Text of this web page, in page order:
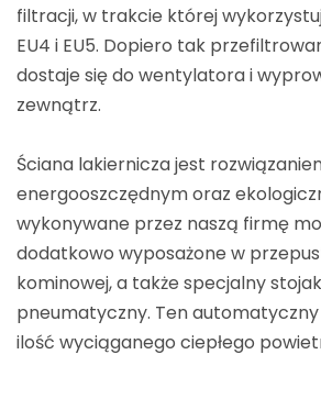
filtracji, w trakcie której
EU4 i EU5. Dopiero tak
dostaje się do wentylatora i
zewnątrz.
Ściana lakiernicza jest
energooszczędnym oraz
wykonywane przez naszą firmę
dodatkowo wyposażone w
kominowej, a także specjalny
pneumatyczny. Ten
ilość wyciąganego ciepłego